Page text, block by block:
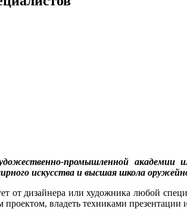
промышленной
искусства и высшая школа
от дизайнера или художника любой
владеть техниками презентации